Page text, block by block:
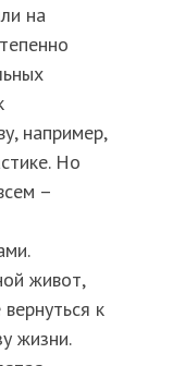
на
например,
Но
–
живот,
к
жизни.